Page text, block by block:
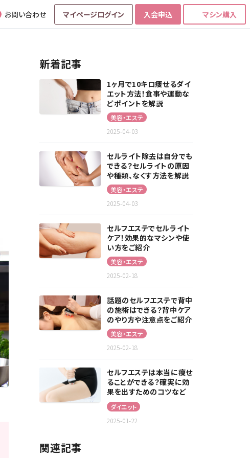
お問い合わせ マイページログイン 入会申込 マシン購入
新着記事
1ヶ月で10キロ痩せるダイ
エット方法！食事や運動な
どポイントを解説
美容・エステ
2025-04-03
セルライト除去は自分でも
できる？セルライトの原因
や種類、なくす方法を解説
美容・エステ
2025-04-03
セルフエステでセルライト
ケア！効果的なマシンや使
い方をご紹介
美容・エステ
2025-02-18
話題のセルフエステで背中
の施術はできる？背中ケア
のやり方や注意点をご紹介
美容・エステ
2025-02-18
セルフエステは本当に痩せ
ることができる？確実に効
果を出すためのコツなど
を解説！
ダイエット
2025-01-22
関連記事